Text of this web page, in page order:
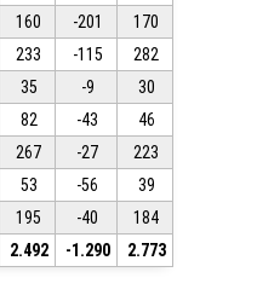
160 -201
170
233 -115
282
35 -9
30
82 -43
46
267 -27
223
53 -56
39
195 -40
184
2.492 -1.290 2.773